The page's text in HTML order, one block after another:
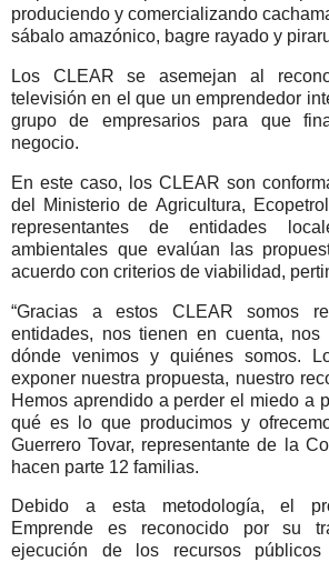
produciendo y comercializando
sábalo amazónico, bagre rayado y
Los CLEAR se asemejan al
televisión en el que un emprendedor
grupo de empresarios para que
negocio.
En este caso, los CLEAR son
del Ministerio de Agricultura,
representantes de entidades
ambientales que evalúan las
acuerdo con criterios de viabilidad,
“Gracias a estos CLEAR somos
entidades, nos tienen en cuenta, nos
dónde venimos y quiénes somos.
exponer nuestra propuesta, nuestro
Hemos aprendido a perder el miedo a
qué es lo que producimos y
Guerrero Tovar, representante de la
hacen parte 12 familias.
Debido a esta metodología, el
Emprende es reconocido por su
ejecución de los recursos